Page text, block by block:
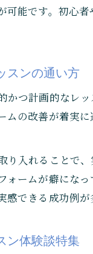
可能です。初心
スンの通い方
かつ計画的なレ
ムの改善が着実
り入れることで
ォームが癖にな
できる成功例が
ン体験談特集